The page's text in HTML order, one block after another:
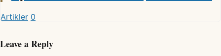
Artikler 0
Leave a Reply